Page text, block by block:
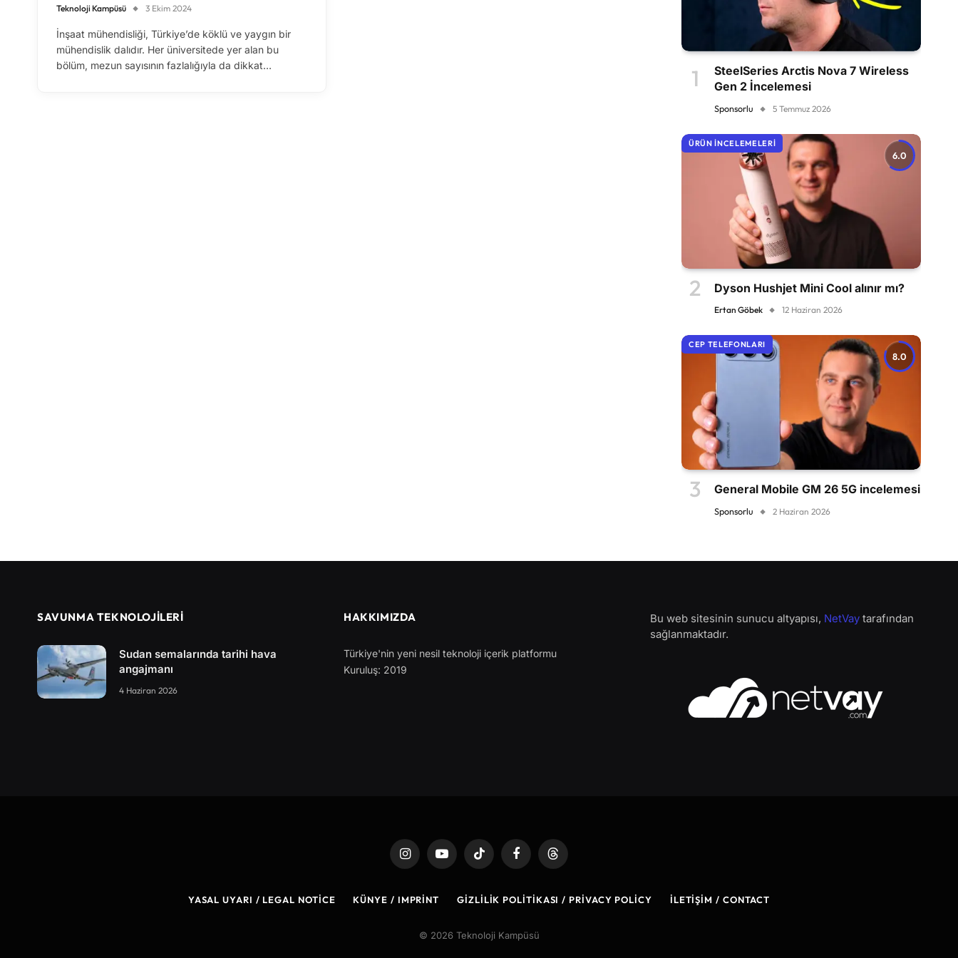
Teknoloji Kampüsü 3 Ekim 2024
İnşaat mühendisliği, Türkiye’de köklü ve yaygın bir
mühendislik dalıdır. Her üniversitede yer alan bu
bölüm, mezun sayısının fazlalığıyla da dikkat…
SteelSeries Arctis Nova 7 Wireless
Gen 2 İncelemesi
Sponsorlu 5 Temmuz 2026
6.0
ÜRÜN İNCELEMELERI
Dyson Hushjet Mini Cool alınır mı?
Ertan Göbek 12 Haziran 2026
8.0
CEP TELEFONLARI
General Mobile GM 26 5G incelemesi
Sponsorlu 2 Haziran 2026
SAVUNMA TEKNOLOJİLERİ
Sudan semalarında tarihi hava
angajmanı
4 Haziran 2026
HAKKIMIZDA
Türkiye'nin yeni nesil teknoloji içerik platformu
Kuruluş: 2019
Bu web sitesinin sunucu altyapısı, NetVay tarafından
sağlanmaktadır.
InstagramYouTubeTikTok FacebookThreads
YASAL UYARI / LEGAL NOTICE KÜNYE / IMPRINT GIZLILIK POLITIKASI / PRIVACY POLICY İLETIŞIM / CONTACT
© 2026 Teknoloji Kampüsü